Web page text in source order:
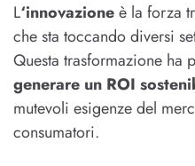
L‘innovazioneè la forza
che sta toccando diversi
Questa trasformazione ha
generare un ROI
mutevoli esigenze del
consumatori.